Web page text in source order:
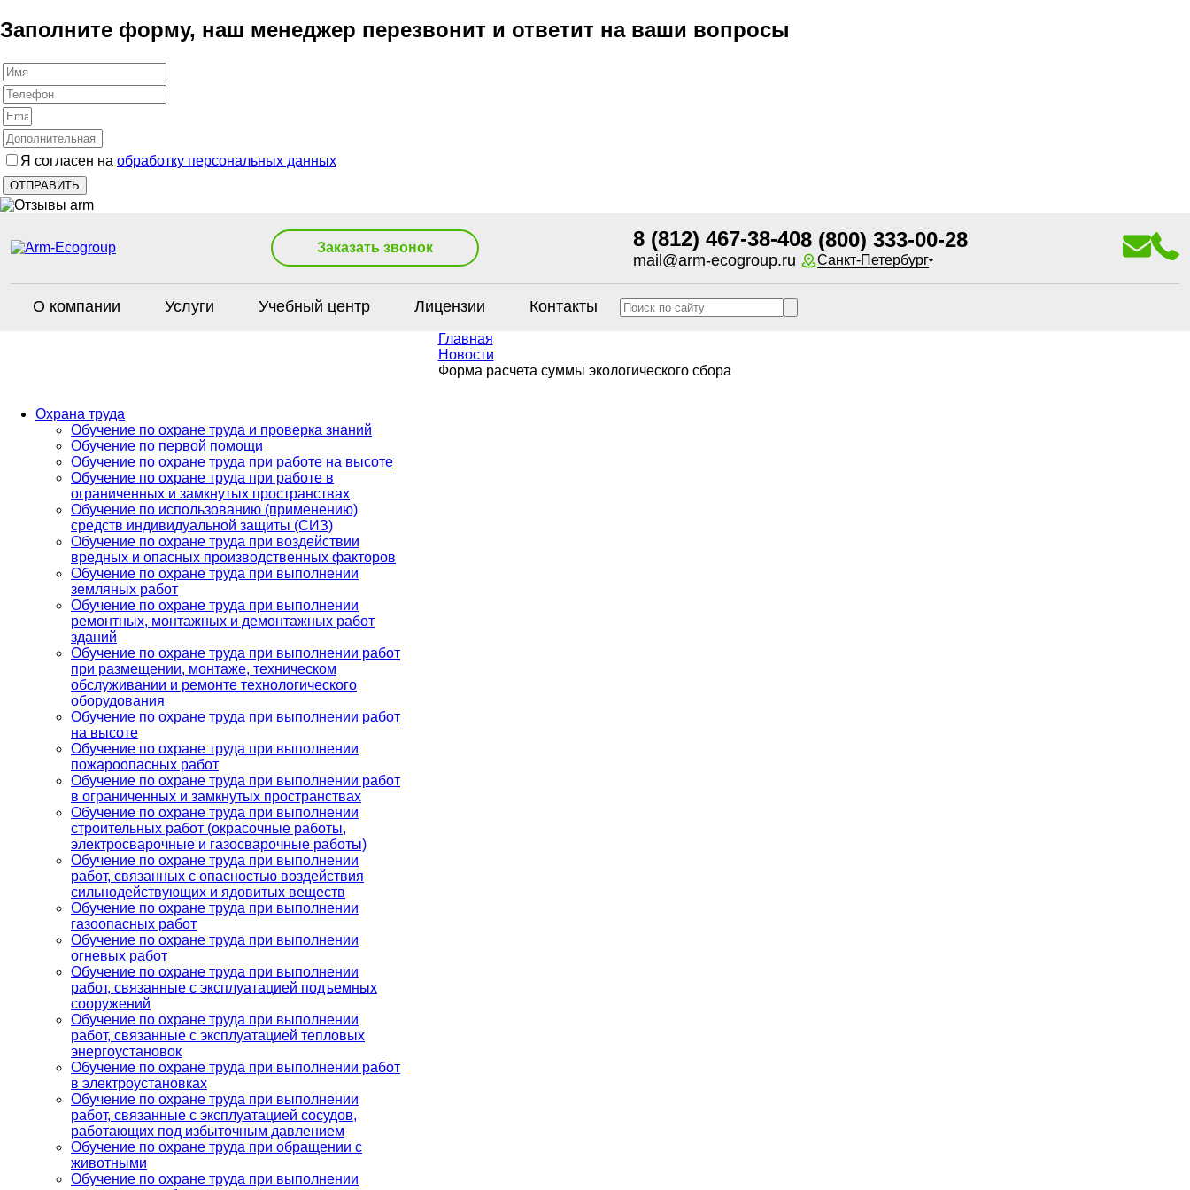
Заполните форму, наш менеджер перезвонит и ответит на ваши вопросы
Я согласен на обработку персональных данных
Заказать звонок 8 (812) 467-38-40
mail@arm-ecogroup.ru
8 (800) 333-00-28
Санкт-Петербург
О компании Услуги Учебный центр Лицензии Контакты
Главная
Новости
Форма расчета суммы экологического сбора
Охрана труда
Обучение по охране труда и проверка знаний
Обучение по первой помощи
Обучение по охране труда при работе на высоте
Обучение по охране труда при работе в
ограниченных и замкнутых пространствах
Обучение по использованию (применению)
средств индивидуальной защиты (СИЗ)
Обучение по охране труда при воздействии
вредных и опасных производственных факторов
Обучение по охране труда при выполнении
земляных работ
Обучение по охране труда при выполнении
ремонтных, монтажных и демонтажных работ
зданий
Обучение по охране труда при выполнении работ
при размещении, монтаже, техническом
обслуживании и ремонте технологического
оборудования
Обучение по охране труда при выполнении работ
на высоте
Обучение по охране труда при выполнении
пожароопасных работ
Обучение по охране труда при выполнении работ
в ограниченных и замкнутых пространствах
Обучение по охране труда при выполнении
строительных работ (окрасочные работы,
электросварочные и газосварочные работы)
Обучение по охране труда при выполнении
работ, связанных с опасностью воздействия
сильнодействующих и ядовитых веществ
Обучение по охране труда при выполнении
газоопасных работ
Обучение по охране труда при выполнении
огневых работ
Обучение по охране труда при выполнении
работ, связанные с эксплуатацией подъемных
сооружений
Обучение по охране труда при выполнении
работ, связанные с эксплуатацией тепловых
энергоустановок
Обучение по охране труда при выполнении работ
в электроустановках
Обучение по охране труда при выполнении
работ, связанные с эксплуатацией сосудов,
работающих под избыточным давлением
Обучение по охране труда при обращении с
животными
Обучение по охране труда при выполнении